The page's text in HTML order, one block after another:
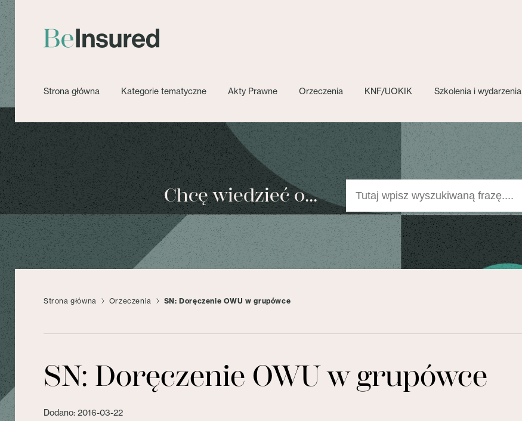
Strona główna Kategorie tematyczne Akty Prawne Orzeczenia KNF/UOKIK Szkolenia i wydarzenia
Chcę wiedzieć o...
Strona główna Orzeczenia SN: Doręczenie OWU w grupówce
SN: Doręczenie OWU w grupówce
Dodano: 2016-03-22